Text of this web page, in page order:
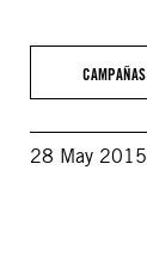
CAMPAÑAS
28 May 2015